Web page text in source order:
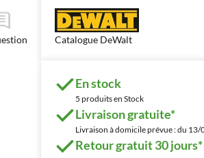
Catalogue DeWalt
En stock
5 produits en Stock
Livraison gratuite*
Livraison à domicile prévue : du
Retour gratuit 30 jours*